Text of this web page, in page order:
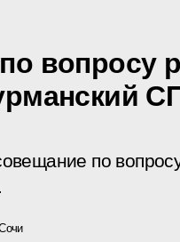
вопросу
по